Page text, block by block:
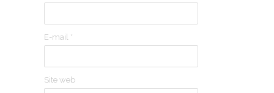
E-mail *
Site web